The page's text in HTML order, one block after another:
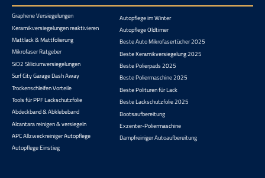
Graphene Versiegelungen
Keramikversiegelungen reaktivieren
Mattlack & Mattfolierung
Mikrofaser Ratgeber
SiO2 Sliliciumversiegelungen
Surf City Garage Dash Away
Trockenschleifen Vorteile
Tools für PPF Lackschutzfolie
Abdeckband & Abklebeband
Alcantara reinigen & versiegeln
APC Allzweckreiniger Autopflege
Autopflege Einstieg
Autopflege im Winter
Autopflege Oldtimer
Beste Auto Mikrofasertücher 2025
Beste Keramikversiegelung 2025
Beste Polierpads 2025
Beste Poliermaschine 2025
Beste Polituren für Lack
Beste Lackschutzfolie 2025
Bootsaufbereitung
Exzenter-Poliermaschine
Dampfreiniger Autoaufbereitung